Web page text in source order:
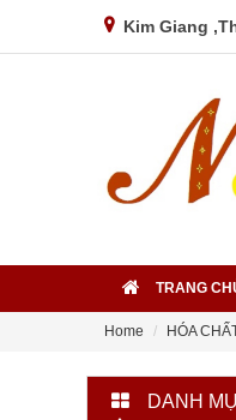
Kim Giang
TRANG
Home HÓA
DANH